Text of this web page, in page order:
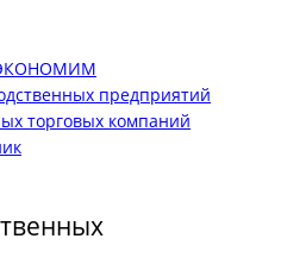
ЭКОНОМИМ
предприятий
торговых компаний